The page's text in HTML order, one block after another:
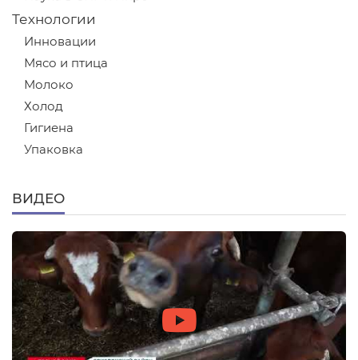
Технологии
Инновации
Мясо и птица
Молоко
Холод
Гигиена
Упаковка
ВИДЕО